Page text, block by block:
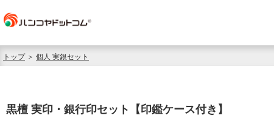
トップ＞ 個人 実銀セット
黒檀 実印・銀行印セット【印鑑ケース付き】